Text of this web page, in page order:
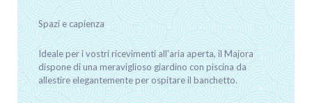
Spazi e capienza
Ideale per i vostri ricevimenti all'aria aperta, il Majora
dispone di una meraviglioso giardino con piscina da
allestire elegantemente per ospitare il banchetto.